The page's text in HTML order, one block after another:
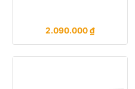
2.090.000₫